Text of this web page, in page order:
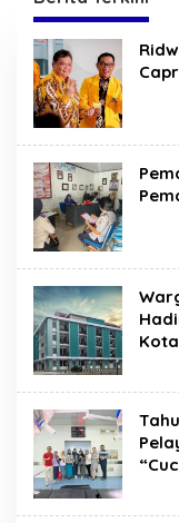
Tomohon
s
u
l
a
w
i
k
i
n
i
o
m